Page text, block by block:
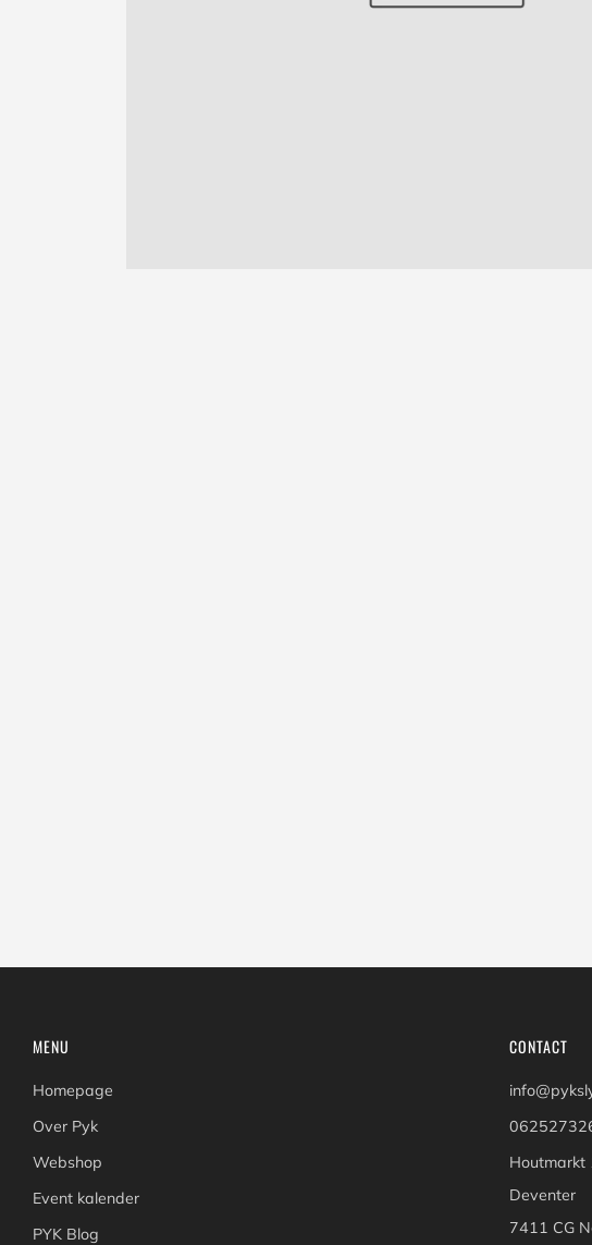
MENU
Homepage
Over Pyk
Webshop
Event kalender
PYK Blog
CONTACT
Houtmarkt
Deventer
7411 CG